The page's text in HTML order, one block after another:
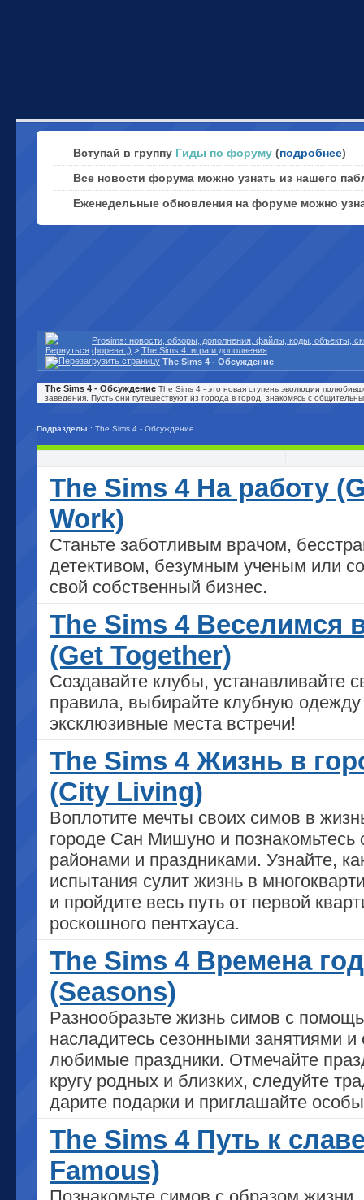
Вступай в группу Гиды по форуму (подробнее)
Все новости форума можно узнать из нашего
Еженедельные обновления на форуме можно
Prosims: новости, обзоры, дополнения, файлы, коды, объекты,
форева ;) > The Sims 4: игра и дополнения
The Sims 4 - Обсуждение
The Sims 4 - Обсуждение The Sims 4 - это новая ступень эволюции
заведения. Пусть они путешествуют из города в город, знакомясь с
Подразделы : The Sims 4 - Обсуждение
The Sims 4 На работу
Work)
Станьте заботливым врачом,
детективом, безумным ученым или
свой собственный бизнес.
The Sims 4 Веселимся
(Get Together)
Создавайте клубы, устанавливайте
правила, выбирайте клубную одежду
эксклюзивные места встречи!
The Sims 4 Жизнь в
(City Living)
Воплотите мечты своих симов в
городе Сан Мишуно и познакомьтесь
районами и праздниками. Узнайте,
испытания сулит жизнь в
и пройдите весь путь от первой
роскошного пентхауса.
The Sims 4 Времена
(Seasons)
Разнообразьте жизнь симов с
насладитесь сезонными занятиями и
любимые праздники. Отмечайте
кругу родных и близких, следуйте
дарите подарки и приглашайте
The Sims 4 Путь к
Famous)